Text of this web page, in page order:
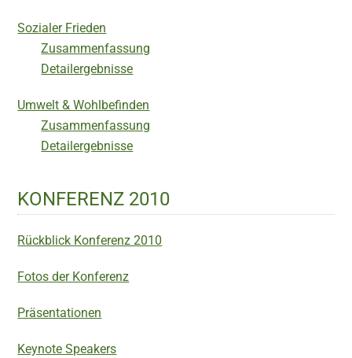
Sozialer Frieden
Zusammenfassung
Detailergebnisse
Umwelt & Wohlbefinden
Zusammenfassung
Detailergebnisse
KONFERENZ 2010
Rückblick Konferenz 2010
Fotos der Konferenz
Präsentationen
Keynote Speakers